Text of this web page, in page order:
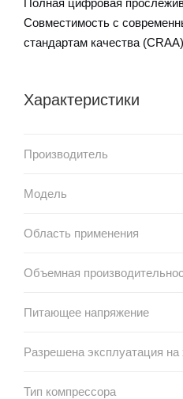
Совместимость с
стандартам качества
Характеристики
Производитель
Модель
Область применения
Объемная
Питающее напряжение
Разрешена эксплуатация на
Тип компрессора